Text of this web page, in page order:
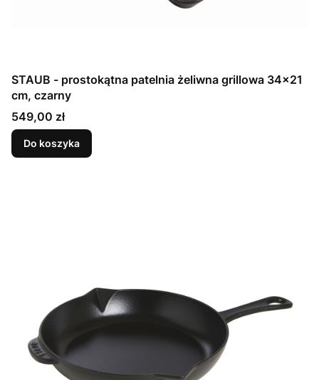
STAUB - prostokątna patelnia żeliwna grillowa 34×21
cm, czarny
Cena
549,00 zł
Do koszyka